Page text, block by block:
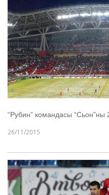
“Рубин” командасы
26/11/2015